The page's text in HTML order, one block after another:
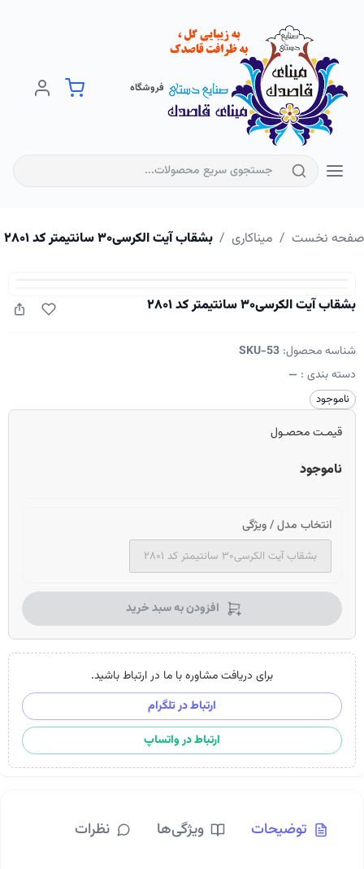
فروشگاه
نخست میناکاری بشقاب آیت الکرسی۳۰ سانتیمتر کد ۲۸۰۱
بشقاب آیت الکرسی۳۰ سانتیمتر کد ۲۸۰۱
شناسه محصول:SKU-53
دسته بندی : —
ناموجود
قیمـت محصـول
ناموجود
انتخاب مدل / ویژگی
بشقاب آیت الکرسی۳۰ سانتیمتر کد ۲۸۰۱
افزودن به سبد خرید
برای دریافت مشاوره با ما در ارتباط باشید.
ارتباط در تلگرام
ارتباط در واتساپ
توضیحات ویژگی‌ها نظرات